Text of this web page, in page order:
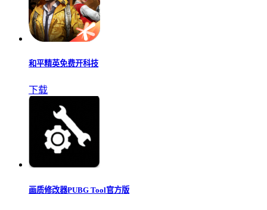
和平精英免费开科技
下载
画质修改器PUBG Tool官方版